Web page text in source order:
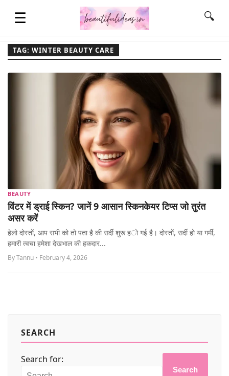
☰
FASHION & STYLE
CONTACT NAME IDEAS
MORE
🔍
TAG: WINTER BEAUTY CARE
BEAUTY
विंटर में ड्राई स्किन? जानें 9 आसान स्किनकेयर टिप्स जो तुरंत
असर करें
हेलो दोस्तों, आप सभी को तो पता है की सर्दी शुरू हो गई है। दोस्तों, सर्दी हो या गर्मी,
हमारी त्वचा हमेशा देखभाल की हकदार...
By Tannu • February 4, 2026
SEARCH
Search for:
Search